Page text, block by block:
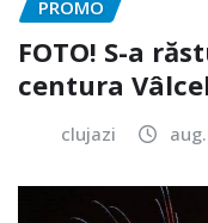
PROMO
FOTO! S-a
centura
clujazi